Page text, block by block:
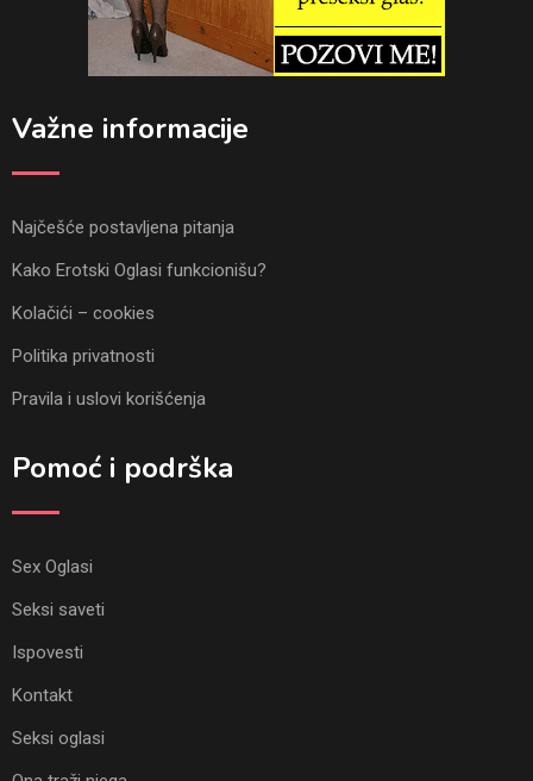
Važne informacije
Najčešće postavljena pitanja
Kako Erotski Oglasi funkcionišu?
Kolačići – cookies
Politika privatnosti
Pravila i uslovi korišćenja
Pomoć i podrška
Sex Oglasi
Seksi saveti
Ispovesti
Kontakt
Seksi oglasi